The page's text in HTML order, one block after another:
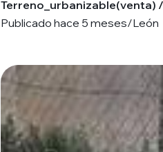
Terreno_urbanizable(venta) /
Publicado hace 5 meses/León